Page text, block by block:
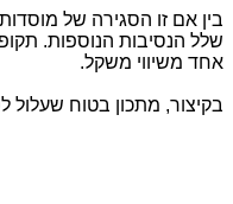
בין אם זו הסגירה של
שלל הנסיבות הנוספות.
אחד משיווי משקל.
בקיצור, מתכון בטוח שעלול